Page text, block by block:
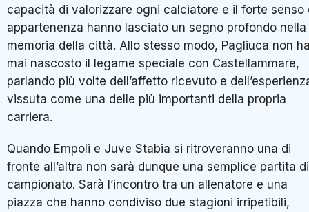
capacità di valorizzare ogni calciatore e il forte senso
appartenenza hanno lasciato un segno profondo nella
memoria della città. Allo stesso modo, Pagliuca non
mai nascosto il legame speciale con Castellammare,
parlando più volte dell’affetto ricevuto e
vissuta come una delle più importanti della propria
carriera.
Quando Empoli e Juve Stabia si ritroveranno una di
fronte all’altra non sarà dunque una semplice partita di
campionato. Sarà l’incontro tra un allenatore e una
piazza che hanno condiviso due stagioni irripetibili,